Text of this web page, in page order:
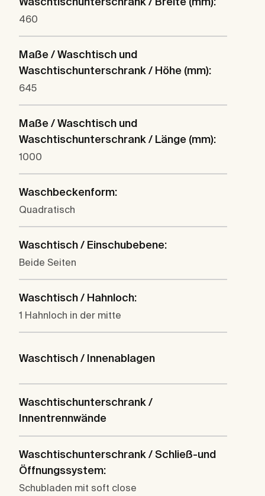
460
Maße / Waschtisch und
Waschtischunterschrank / Höhe (mm):
645
Maße / Waschtisch und
Waschtischunterschrank / Länge (mm):
1000
Waschbeckenform:
Quadratisch
Waschtisch / Einschubebene:
Beide Seiten
Waschtisch / Hahnloch:
1 Hahnloch in der mitte
Waschtisch / Innenablagen
Waschtischunterschrank /
Innentrennwände
Waschtischunterschrank / Schließ-und
Öffnungssystem:
Schubladen mit soft close